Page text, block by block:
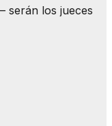
serán los jueces